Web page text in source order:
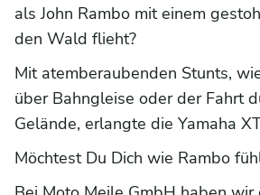
als John Rambo mit einem
den Wald flieht?
Mit atemberaubenden Stunts,
über Bahngleise oder der Fahrt
Gelände, erlangte die Yamaha
Möchtest Du Dich wie Rambo